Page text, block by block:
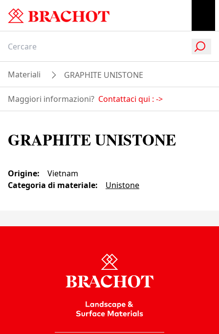
Materiali GRAPHITE UNISTONE
Maggiori informazioni? Contattaci qui : ->
GRAPHITE UNISTONE
Origine:
Vietnam
Categoria di materiale: Unistone